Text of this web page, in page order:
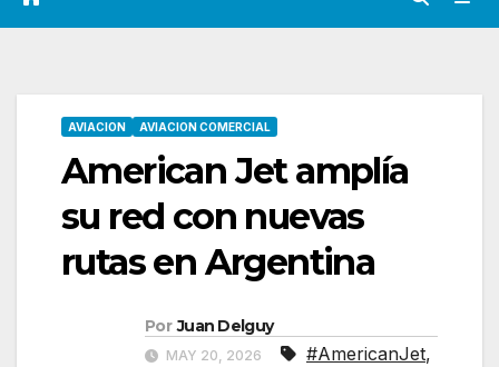
AVIACION AVIACION COMERCIAL
American Jet amplía
su red con nuevas
rutas en Argentina
Por Juan Delguy
MAY 20, 2026 #AmericanJet,